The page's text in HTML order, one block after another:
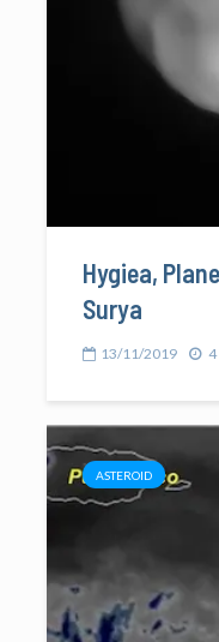
Hygiea,
Surya
13/11/2019 4
ASTEROID